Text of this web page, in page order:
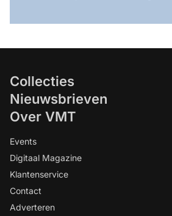
Collecties
Nieuwsbrieven
Over VMT
Events
Digitaal Magazine
Klantenservice
Contact
Adverteren